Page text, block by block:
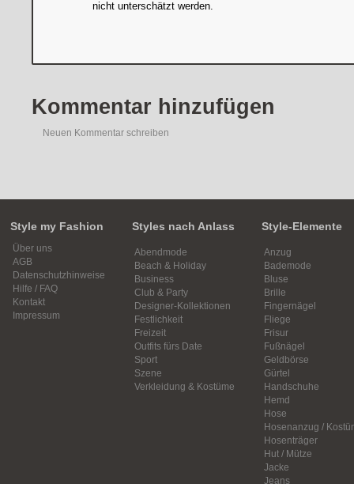
nicht unterschätzt werden.
Kommentar hinzufügen
Neuen Kommentar schreiben
Style my Fashion
Über uns
AGB
Datenschutzhinweise
Hilfe / FAQ
Kontakt
Impressum
Styles nach Anlass
Abendmode
Beach & Holiday
Business
Club & Party
Designer-Kollektionen
Festlichkeit
Freizeit
Outfits fürs Date
Sport
Szene
Verkleidung & Kostüme
Style-Elemente
Anzug
Bademode
Bluse
Brille
Fingernägel
Fliege
Frisur
Fußnägel
Geldbörse
Gürtel
Handschuhe
Hemd
Hose
Hosenanzug /
Hosenträger
Hut / Mütze
Jacke
Jeans